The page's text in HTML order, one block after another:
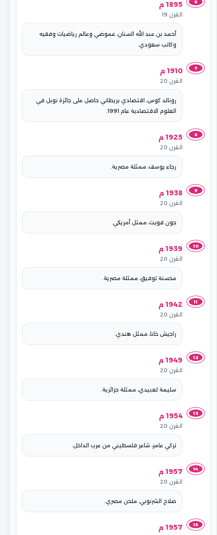
6 1895 م
القرن 19
أحمد بن عبد الله السنان، غموضي وعالم رياضيات وفقيه
وكاتب سعودي.
7 1910 م
القرن 20
رونالد كوس، اقتصادي بريطاني حاصل على جائزة نوبل في
العلوم الاقتصادية عام 1991.
8 1925 م
القرن 20
رجاء يوسف، ممثلة مصرية.
9 1938 م
القرن 20
جون فويت، ممثل أمريكي.
10 1939 م
القرن 20
محسنة توفيق، ممثلة مصرية.
11 1942 م
القرن 20
راجيش خانا، ممثل هندي.
12 1949 م
القرن 20
سليمة لعبيدي، ممثلة جزائرية.
13 1954 م
القرن 20
تركي عامر، شاعر فلسطيني من عرب الداخل.
14 1957 م
القرن 20
صلاح الشرنوبي، ملحن مصري.
15 1957 م